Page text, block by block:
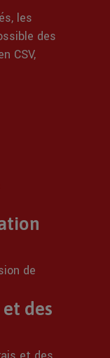
les
des
CSV,
de
des